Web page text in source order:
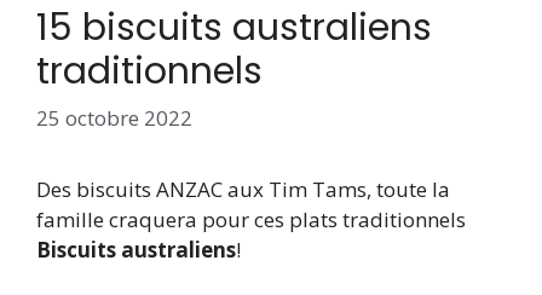
15 biscuits australiens
traditionnels
25 octobre 2022
Des biscuits ANZAC aux Tim Tams, toute la
famille craquera pour ces plats traditionnels
Biscuits australiens!